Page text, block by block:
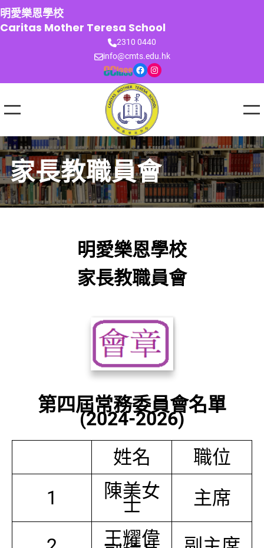
跳
至
主
明愛樂恩學校
Caritas Mother Teresa School
2310 0440
info@cmts.edu.hk
Facebook Instagram
家長教職員會
明愛樂恩學校
家長教職員會
第四屆常務委員會名單
(2024-2026)
姓名
職位
1
陳美女
士 主席
王耀偉